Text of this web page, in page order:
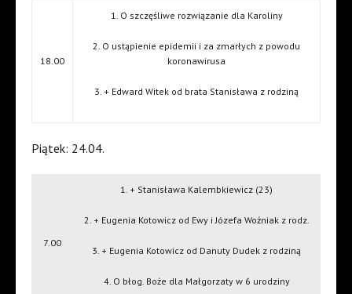
18.00
1. O szczęśliwe rozwiązanie dla Karoliny
2. O ustąpienie epidemii i za zmarłych z powodu
koronawirusa
3. + Edward Witek od brata Stanisława z rodziną
Piątek: 24.04.
7.00
1. + Stanisława Kalembkiewicz (23)
2. + Eugenia Kotowicz od Ewy i Józefa Woźniak z rodz.
3. + Eugenia Kotowicz od Danuty Dudek z rodziną
4. O błog. Boże dla Małgorzaty w 6 urodziny